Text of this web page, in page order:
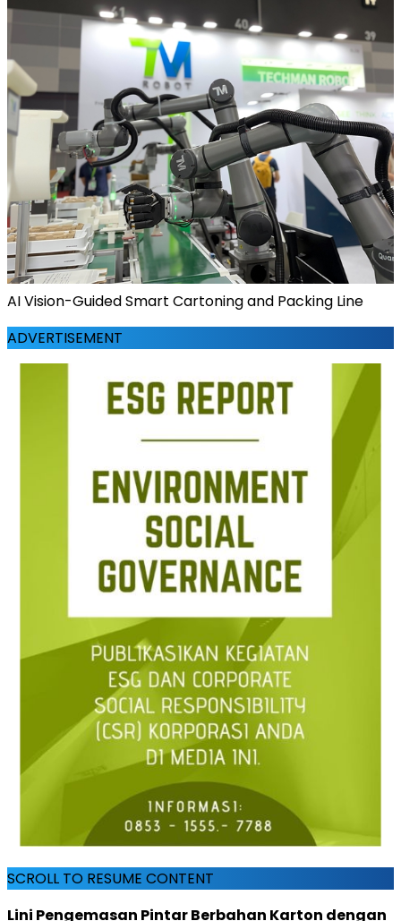
AI Vision-Guided Smart Cartoning and Packing Line
ADVERTISEMENT
SCROLL TO RESUME CONTENT
Lini Pengemasan Pintar Berbahan Karton dengan